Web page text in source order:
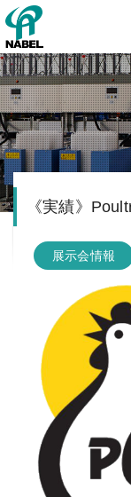
《実績》
展示会情報